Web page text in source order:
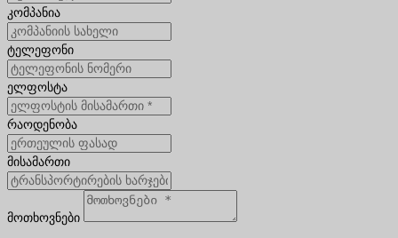
კომპანია
ტელეფონი
ელფოსტა
რაოდენობა
მისამართი
მოთხოვნები